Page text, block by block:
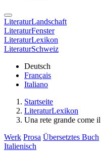
LiteraturLandschaft
LiteraturFenster
LiteraturLexikon
LiteraturSchweiz
Deutsch
Français
Italiano
Startseite
LiteraturLexikon
Una rete grande come
Werk Prosa Übersetztes Buch
Italienisch